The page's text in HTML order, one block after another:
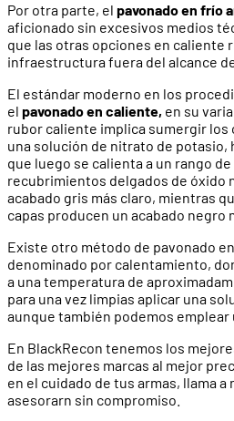
Por otra parte, el pavonado en frío
aficionado sin excesivos medios
que las otras opciones en caliente
infraestructura fuera del alcance
El estándar moderno en los
el pavonado en caliente, en su
rubor caliente implica sumergir los
una solución de nitrato de potasio,
que luego se calienta a un rango de
recubrimientos delgados de óxido
acabado gris más claro, mientras
capas producen un acabado negro
Existe otro método de pavonado
denominado por calentamiento,
a una temperatura de
para una vez limpias aplicar una
aunque también podemos emplear
En BlackRecon tenemos los
de las mejores marcas al mejor
en el cuidado de tus armas, llama
asesorarn sin compromiso.